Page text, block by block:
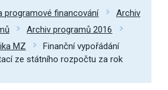
programové financování
Archiv
Archiv programů 2016
MZ
Finanční vypořádání
ze státního rozpočtu za rok